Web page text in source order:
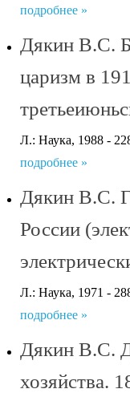
подробнее »
Дякин В.С.
царизм в
Л.: Наука, 1988 -
подробнее »
Дякин В.С.
России
Л.: Наука, 1971 -
подробнее »
Дякин В.С.
хозяйства.